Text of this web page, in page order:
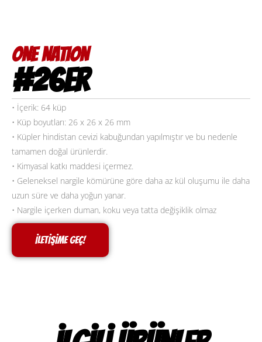
ONE NATION
#26ER
• İçerik: 64 küp
• Küp boyutları: 26 x 26 x 26 mm
• Küpler hindistan cevizi kabuğundan yapılmıştır ve bu nedenle
tamamen doğal ürünlerdir.
• Kimyasal katkı maddesi içermez.
• Geleneksel nargile kömürüne göre daha az kül oluşumu ile daha
uzun süre ve daha yoğun yanar.
• Nargile içerken duman, koku veya tatta değişiklik olmaz
İLETİŞİME GEÇ!